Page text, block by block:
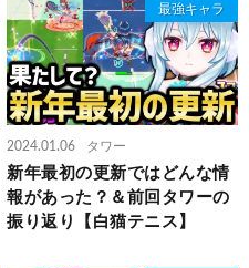
最強キャラ
2024.01.06 タワー
新年最初の更新ではどんな情
報があった？＆前回タワーの
振り返り【白猫テニス】